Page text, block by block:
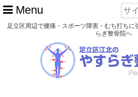
Menu
足立区周辺で腰痛・スポーツ障害・むち打ち
らぎ整骨院へ